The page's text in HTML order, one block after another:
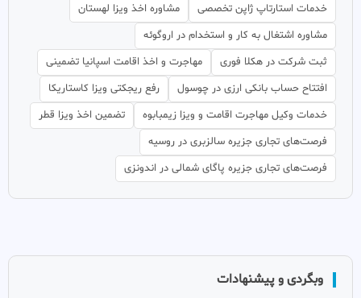
خدمات استارتاپ ژاپن تخصصی
مشاوره اخذ ویزا لهستان
مشاوره اشتغال به کار و استخدام در اروگوئه
ثبت شرکت در هکلا فوری
مهاجرت و اخذ اقامت اسپانیا تضمینی
افتتاح حساب بانکی ارزی در چوسول
رفع ریجکتی ویزا کاستاریکا
خدمات وکیل مهاجرت اقامت و ویزا زیمبابوه
تضمین اخذ ویزا قطر
فرصت‌های تجاری جزیره سالزبری در روسیه
فرصت‌های تجاری جزیره پاگای شمالی در اندونزی
وبگردی و پیشنهادات